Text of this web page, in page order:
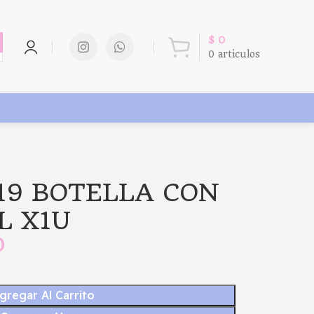
0 articulos
$ 0
BOTELLA CON
X1U
Al Carrito